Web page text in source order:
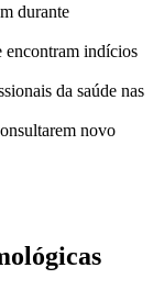
durante
encontram indícios
da saúde nas
novo